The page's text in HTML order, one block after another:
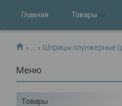
Главная Товары
Шприцы плунжерные
Товары